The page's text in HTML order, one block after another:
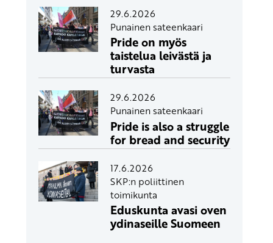
29.6.2026
Punainen sateenkaari
Pride on myös
taistelua leivästä ja
turvasta
29.6.2026
Punainen sateenkaari
Pride is also a struggle
for bread and security
17.6.2026
SKP:n poliittinen
toimikunta
Eduskunta avasi oven
ydinaseille Suomeen